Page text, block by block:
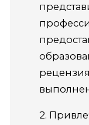
2.